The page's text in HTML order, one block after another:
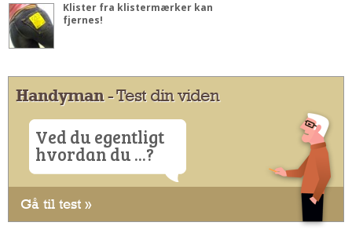
Klister fra klistermærker kan
fjernes!
Handyman- Test din viden
Ved du egentligt
hvordan du ...?
Gå til test »